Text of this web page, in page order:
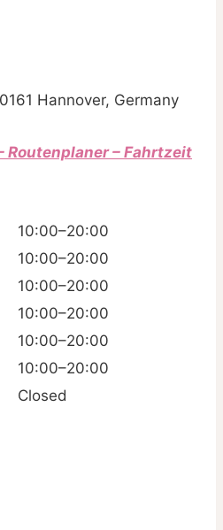
Hannover, Germany
Routenplaner – Fahrtzeit
10:00–20:00
10:00–20:00
10:00–20:00
10:00–20:00
10:00–20:00
10:00–20:00
Closed